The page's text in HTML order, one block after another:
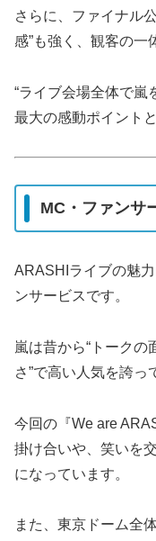
さらに、ファイナル
感”も強く、観客の一
“ライブ会場全体で嵐
最大の感動ポイント
MC・ファンサ
ARASHIライブの魅
ンサービスです。
嵐は昔から“トークの
さ”で高い人気を誇っ
今回の『We are
掛け合いや、笑いを
になっています。
また、東京ドーム全